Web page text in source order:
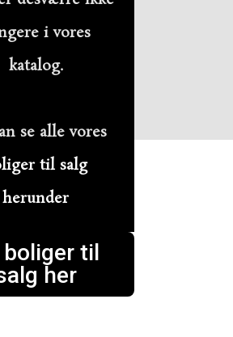
i vores
katalog.
se alle vores
til salg
herunder
boliger til
her